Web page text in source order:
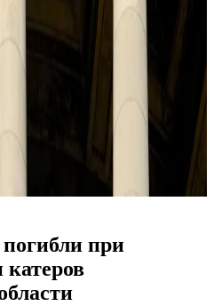
при
катеров